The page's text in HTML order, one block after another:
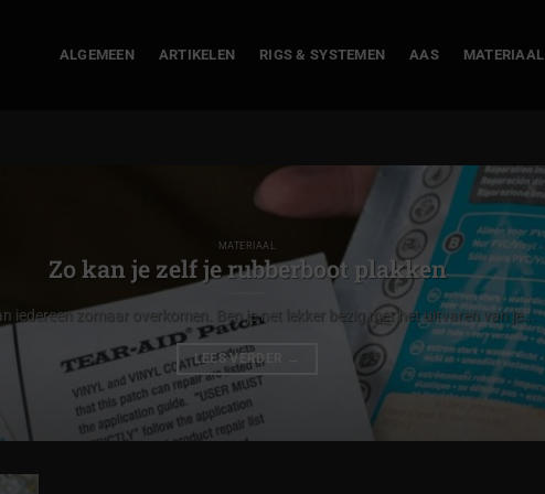
ALGEMEEN ARTIKELEN RIGS & SYSTEMEN AAS MATERIAAL
MATERIAAL
Zo kan je zelf je rubberboot plakken
iedereen zomaar overkomen. Ben je net lekker bezig met het uitvaren van je...
LEES VERDER